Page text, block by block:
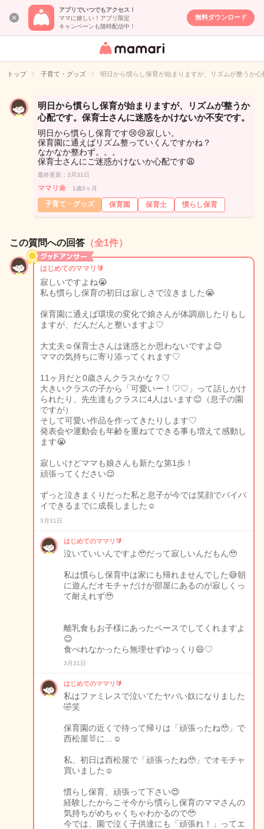
アプリでいつでもアクセス！
ママに嬉しい！アプリ限定
キャンペーンも随時配信中！
無料ダウンロード
女性専用匿名QA
イト
トップ 子育て・グッズ 明日から慣らし保育が始まりますが、リズムが整うか
明日から慣らし保育が始まりますが、リズムが整うか
心配です。保育士さんに迷惑をかけないか不安です。
明日から慣らし保育です😢😢寂しい。
保育園に通えばリズム整っていくんですかね？
なかなか整わず。。。
保育士さんにご迷惑かけないか心配です😩
最終更新：3月31日
ママリ🌼 1歳3ヶ月
子育て・グッズ 保育園 保育士 慣らし保育
この質問への回答 （全1件）
はじめてのママリ🔰
寂しいですよね😭
私も慣らし保育の初日は寂しさで泣きました😭
保育園に通えば環境の変化で娘さんが体調崩したりもし
ますが、だんだんと整いますよ♡
大丈夫☺️保育士さんは迷惑とか思わないですよ😊
ママの気持ちに寄り添ってくれます♡
11ヶ月だと0歳さんクラスかな？♡
大きいクラスの子から「可愛いー！♡♡」って話しかけ
られたり、先生達もクラスに4人はいます😊（息子の園
ですが）
そして可愛い作品を作ってきたりします♡
発表会や運動会も年齢を重ねてできる事も増えて感動し
ます😭
寂しいけどママも娘さんも新たな第1歩！
頑張ってください😌
ずっと泣きまくりだった私と息子が今では笑顔でバイバ
イできるまでに成長しました☺️
3月31日
はじめてのママリ🔰
泣いていいんですよ🥹だって寂しいんだもん🥹
私は慣らし保育中は家にも帰れませんでした😅朝
に遊んだオモチャだけが部屋にあるのが寂しくっ
て耐えれず🥹
離乳食もお子様にあったペースでしてくれますよ
😊
食べれなかったら無理せずゆっくり😄♡
3月31日
はじめてのママリ🔰
私はファミレスで泣いてたヤバい奴になりました
🤣笑
保育園の近くで待って帰りは「頑張ったね🥹」で
西松屋🐰に…☺️
私、初日は西松屋で「頑張ったね🥹」でオモチャ
買いました☺️
慣らし保育、頑張って下さい😍
経験したからこそ今から慣らし保育のママさんの
気持ちがめちゃくちゃわかるので🥹
今では、園で泣く子供達にも「頑張れ！」ってエ